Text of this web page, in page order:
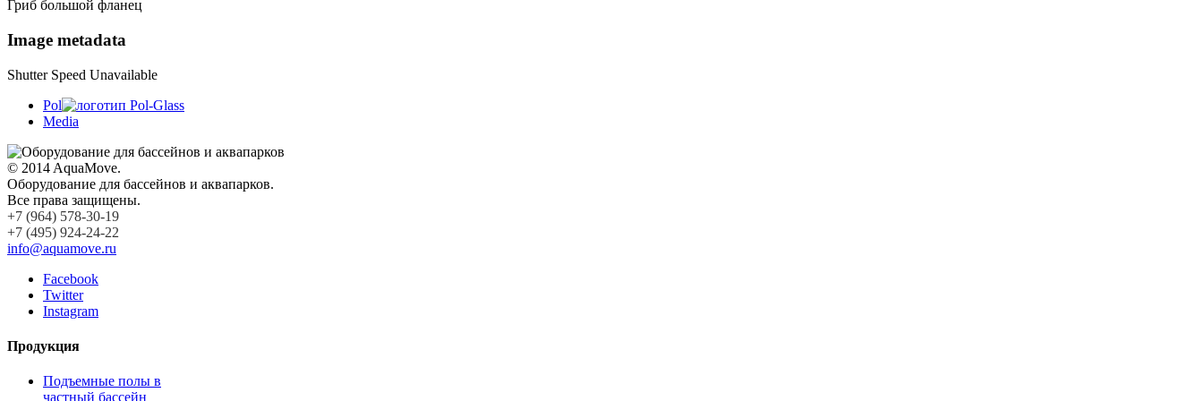
Гриб большой фланец
Image metadata
Shutter Speed Unavailable
Pol
Media
© 2014 AquaMove.
Оборудование для бассейнов и аквапарков.
Все права защищены.
+7 (964) 578-30-19
+7 (495) 924-24-22
info@aquamove.ru
Facebook
Twitter
Instagram
Продукция
Подъемные полы в
частный бассейн